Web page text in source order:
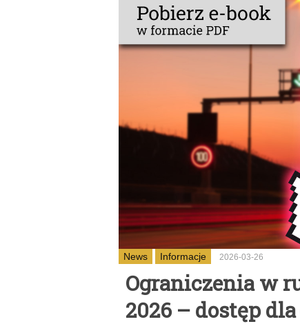
News Informacje 2026-03-26
Ograniczenia w
2026 – dostęp